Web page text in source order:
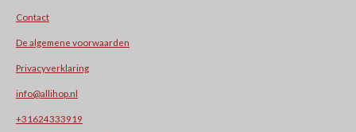
Contact
De algemene voorwaarden
Privacyverklaring
info@allihop.nl
+31624333919